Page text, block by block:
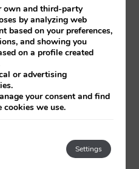
aquí .
¡INSCRÍBETE
own and third-party
by analyzing web
based on your preferences,
and showing you
on a profile created
or advertising
your consent and find
we use.
Settings